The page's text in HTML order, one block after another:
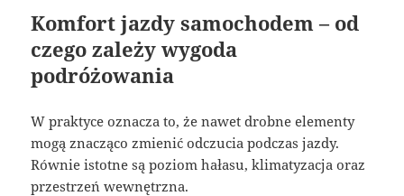
Komfort jazdy samochodem – od
czego zależy wygoda
podróżowania
W praktyce oznacza to, że nawet drobne elementy
mogą znacząco zmienić odczucia podczas jazdy.
Równie istotne są poziom hałasu, klimatyzacja oraz
przestrzeń wewnętrzna.